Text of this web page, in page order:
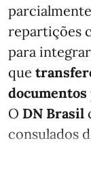
repartições
para
que
O DN Brasil
consulados